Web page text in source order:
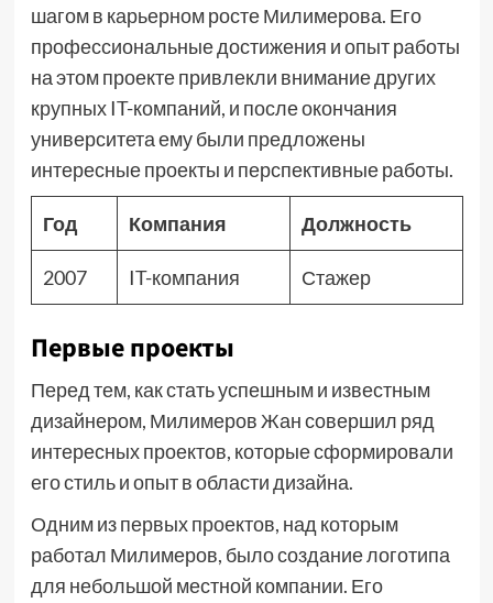
шагом в карьерном росте Милимерова. Его
профессиональные достижения и опыт работы
на этом проекте привлекли внимание других
крупных IT-компаний, и после окончания
университета ему были предложены
интересные проекты и перспективные работы.
Год Компания Должность
2007 IT-компания Стажер
Первые проекты
Перед тем, как стать успешным и известным
дизайнером, Милимеров Жан совершил ряд
интересных проектов, которые сформировали
его стиль и опыт в области дизайна.
Одним из первых проектов, над которым
работал Милимеров, было создание логотипа
для небольшой местной компании. Его